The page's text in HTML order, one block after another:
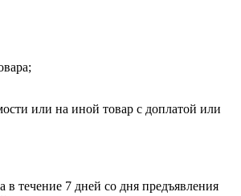
или на иной товар с доплатой или
в течение 7 дней со дня предъявления